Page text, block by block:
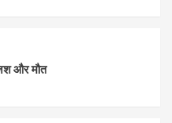
और मौत